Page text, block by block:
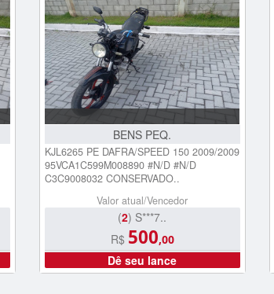
BENS PEQ.
KJL6265 PE DAFRA/SPEED 150 2009/2009
95VCA1C599M008890 #N/D #N/D
C3C9008032 CONSERVADO..
Valor atual/Vencedor
(2) S***7..
R$ 500,00
Dê seu lance